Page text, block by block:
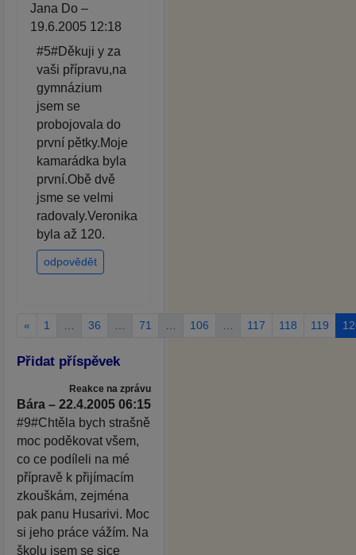
Jana Do –
19.6.2005 12:18
#5#Děkuji y za
vaši přípravu,na
gymnázium
jsem se
probojovala do
první pětky.Moje
kamarádka byla
první.Obě dvě
jsme se velmi
radovaly.Veronika
byla až 120.
odpovědět
« 1 36 71 106 117 118 119
Přidat příspěvek
Reakce na zprávu
Bára – 22.4.2005 06:15
#9#Chtěla bych strašně
moc poděkovat všem,
co ce podíleli na mé
přípravě k přijímacím
zkouškám, zejména
pak panu Husarivi. Moc
si jeho práce vážím. Na
školu jsem se sice